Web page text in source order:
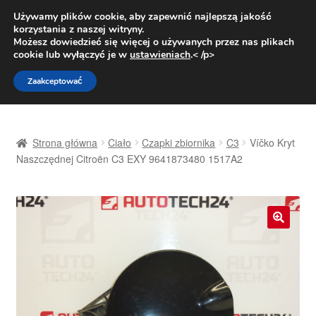
DOSTAWA od 31 zł
Pn.-pt. 9:00-16:00800 003 167
Przejdź
do
nawigacji
Przejdź
do
treści
Dostawa
Strona główna Ciało Czapki zbiornika C3
Víčko Kryt
Naszczędnej Citroën C3 EXY 9641873480 1517A2
Używamy plików cookie, aby zapewnić najlepszą jakość
korzystania z naszej witryny.
Możesz dowiedzieć się więcej o używanych przez nas plikach
cookie lub wyłączyć je w ustawieniach.< /p>
Zaakceptować